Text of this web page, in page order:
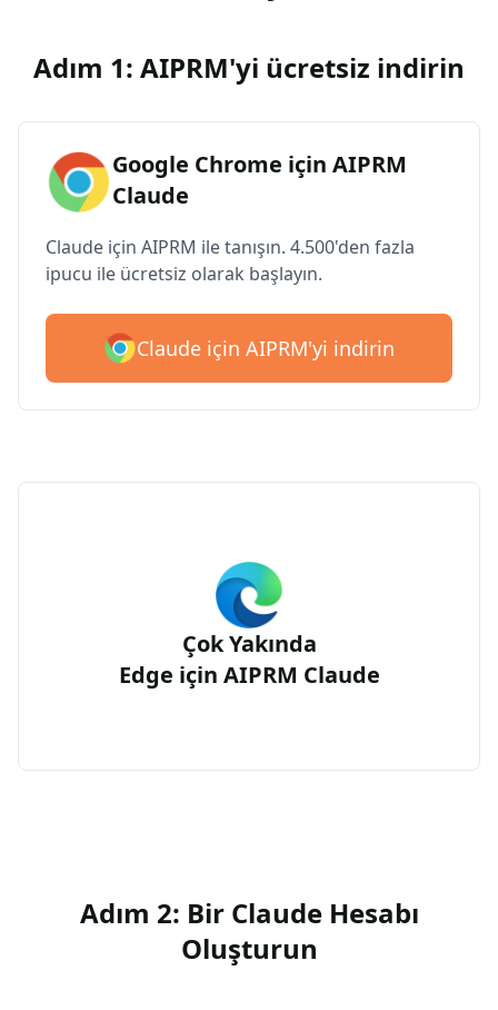
Adım 1: AIPRM'yi ücretsiz indirin
Google Chrome için AIPRM
Claude
Claude için AIPRM ile tanışın. 4.500'den fazla
ipucu ile ücretsiz olarak başlayın.
Claude için AIPRM'yi indirin
Çok Yakında
Edge için AIPRM Claude
Adım 2: Bir Claude Hesabı
Oluşturun